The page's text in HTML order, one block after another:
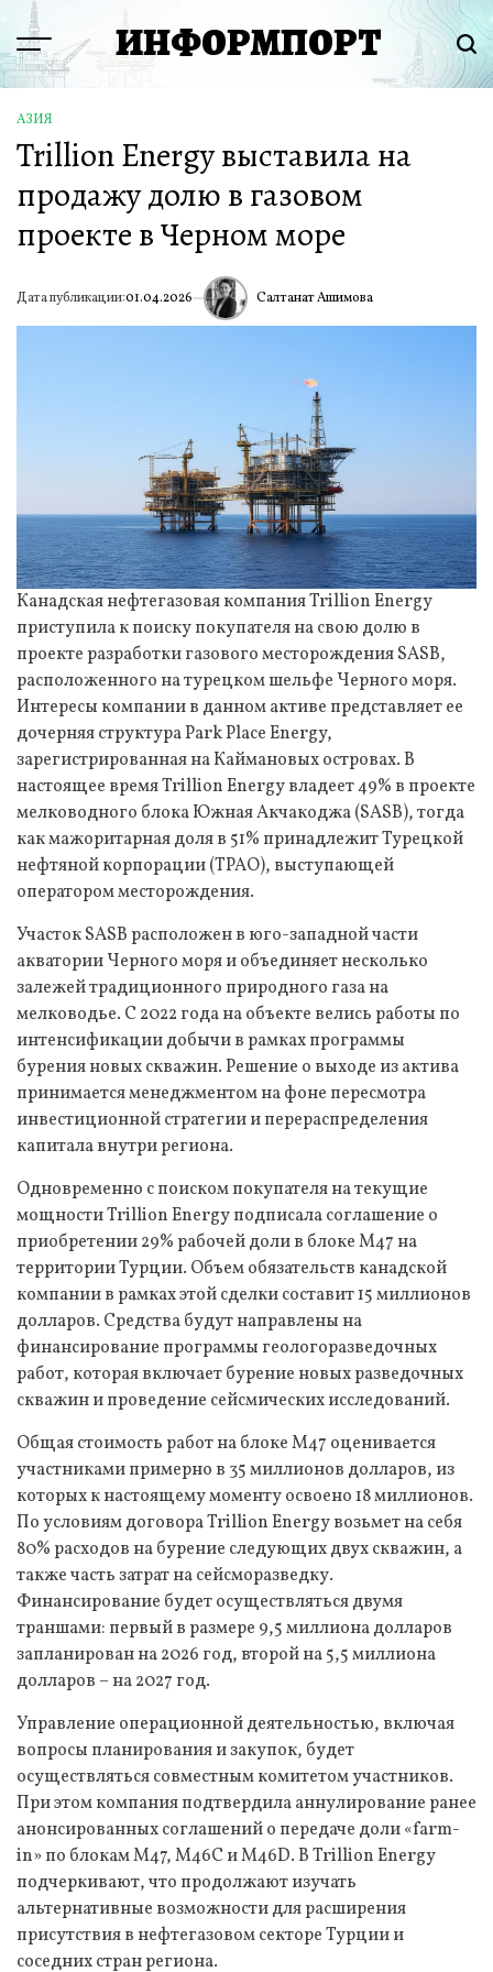
Перейти
содержимому
Menu ИНФОРМПОРТ
ОПУБЛИКОВАНО
В
АЗИЯ
Trillion Energy выставила на
продажу долю в газовом
проекте в Черном море
Дата публикации:01.04.2026 ИА Салтанат Ашимова
Канадская нефтегазовая компания Trillion Energy
приступила к поиску покупателя на свою долю в
проекте разработки газового месторождения SASB,
расположенного на турецком шельфе Черного моря.
Интересы компании в данном активе представляет ее
дочерняя структура Park Place Energy,
зарегистрированная на Каймановых островах. В
настоящее время Trillion Energy владеет 49% в проекте
мелководного блока Южная Акчакоджа (SASB), тогда
как мажоритарная доля в 51% принадлежит Турецкой
нефтяной корпорации (TPAO), выступающей
оператором месторождения.
Участок SASB расположен в юго-западной части
акватории Черного моря и объединяет несколько
залежей традиционного природного газа на
мелководье. С 2022 года на объекте велись работы по
интенсификации добычи в рамках программы
бурения новых скважин. Решение о выходе из актива
принимается менеджментом на фоне пересмотра
инвестиционной стратегии и перераспределения
капитала внутри региона.
Одновременно с поиском покупателя на текущие
мощности Trillion Energy подписала соглашение о
приобретении 29% рабочей доли в блоке M47 на
территории Турции. Объем обязательств канадской
компании в рамках этой сделки составит 15 миллионов
долларов. Средства будут направлены на
финансирование программы геологоразведочных
работ, которая включает бурение новых разведочных
скважин и проведение сейсмических исследований.
Общая стоимость работ на блоке M47 оценивается
участниками примерно в 35 миллионов долларов, из
которых к настоящему моменту освоено 18 миллионов.
По условиям договора Trillion Energy возьмет на себя
80% расходов на бурение следующих двух скважин, а
также часть затрат на сейсморазведку.
Финансирование будет осуществляться двумя
траншами: первый в размере 9,5 миллиона долларов
запланирован на 2026 год, второй на 5,5 миллиона
долларов – на 2027 год.
Управление операционной деятельностью, включая
вопросы планирования и закупок, будет
осуществляться совместным комитетом участников.
При этом компания подтвердила аннулирование ранее
анонсированных соглашений о передаче доли «farm-
in» по блокам M47, M46C и M46D. В Trillion Energy
подчеркивают, что продолжают изучать
альтернативные возможности для расширения
присутствия в нефтегазовом секторе Турции и
соседних стран региона.